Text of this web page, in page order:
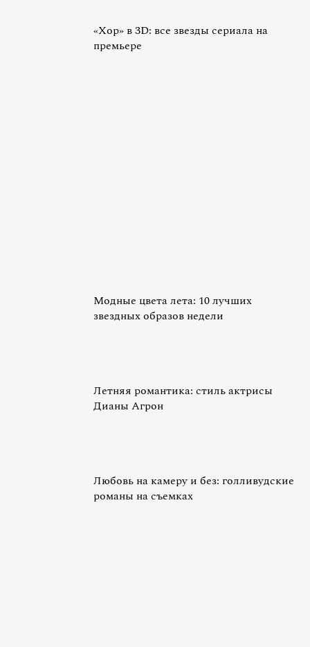
«Хор» в 3D: все звезды сериала на
премьере
Модные цвета лета: 10 лучших
звездных образов недели
Летняя романтика: стиль актрисы
Дианы Агрон
Любовь на камеру и без: голливудские
романы на съемках